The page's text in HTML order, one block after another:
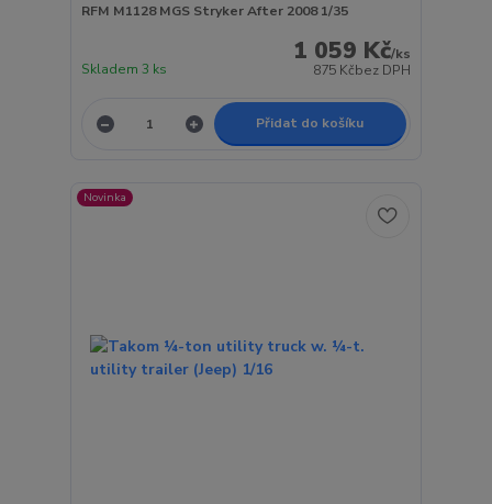
RFM M1128 MGS Stryker After 2008 1/35
1 059 Kč/ks
875 Kčbez DPH
Skladem 3 ks
Přidat do košíku
Novinka